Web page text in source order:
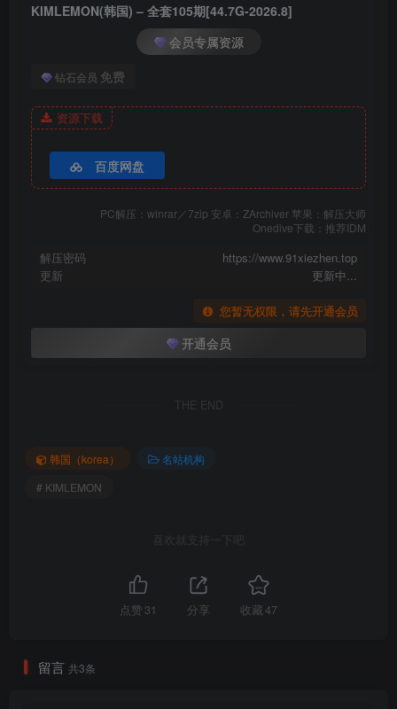
[KIMLEMON]_HEEX_VOL.03__0054
[KIMLEMON]_CHOHEE_Vol.8___(3)
KIMLEMON(韩国) – 全套105期[44.7G-2026.8]
会员专属资源
钻石会员 免费
资源下载
百度网盘
PC解压：winrar／7zip 安卓：ZArchiver 苹果：解压大师
Onedive下载：推荐IDM
解压密码
https://www.91xiezhen.top
更新
更新中...
您暂无权限，请先开通会员
开通会员
THE END
韩国（korea）
名站机构
# KIMLEMON
喜欢就支持一下吧
点赞 31 分享 收藏47
留言 共3条